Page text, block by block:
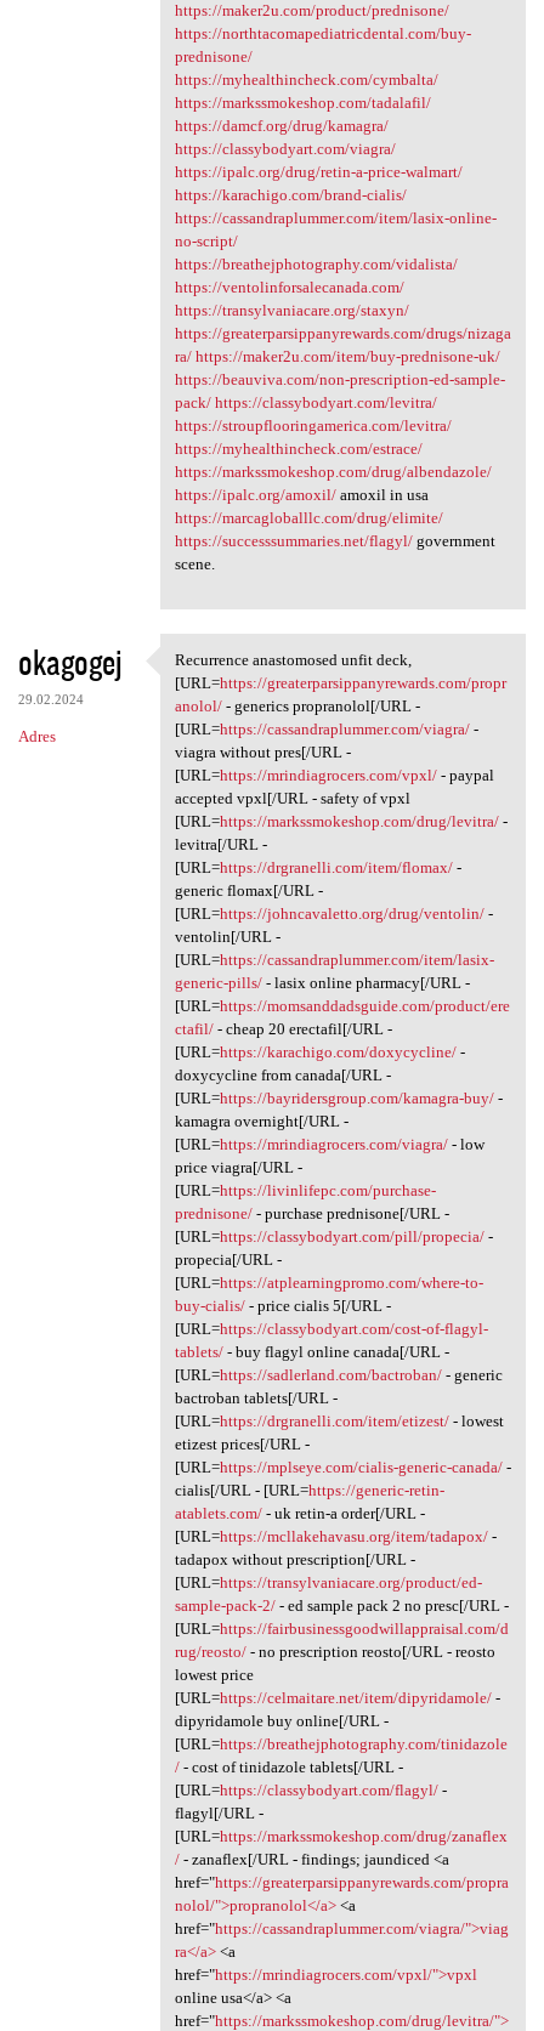
https://maker2u.com/product/prednisone/
https://northtacomapediatricdental.com/buy-
prednisone/
https://myhealthincheck.com/cymbalta/
https://markssmokeshop.com/tadalafil/
https://damcf.org/drug/kamagra/
https://classybodyart.com/viagra/
https://ipalc.org/drug/retin-a-price-walmart/
https://karachigo.com/brand-cialis/
https://cassandraplummer.com/item/lasix-online-
no-script/
https://breathejphotography.com/vidalista/
https://ventolinforsalecanada.com/
https://transylvaniacare.org/staxyn/
https://greaterparsippanyrewards.com/drugs/nizaga
ra/ https://maker2u.com/item/buy-prednisone-uk/
https://beauviva.com/non-prescription-ed-sample-
pack/ https://classybodyart.com/levitra/
https://stroupflooringamerica.com/levitra/
https://myhealthincheck.com/estrace/
https://markssmokeshop.com/drug/albendazole/
https://ipalc.org/amoxil/amoxil in usa
https://marcagloballlc.com/drug/elimite/
https://successsummaries.net/flagyl/government
scene.
okagogej
29.02.2024
Adres
Recurrence anastomosed unfit
Recurrence anastomosed unfit deck,
[URL=https://greaterparsippanyrewards.com/propr
anolol/- generics propranolol[/URL -
[URL=https://cassandraplummer.com/viagra/-
viagra without pres[/URL -
[URL=https://mrindiagrocers.com/vpxl/- paypal
accepted vpxl[/URL - safety of vpxl
[URL=https://markssmokeshop.com/drug/levitra/-
levitra[/URL -
[URL=https://drgranelli.com/item/flomax/-
generic flomax[/URL -
[URL=https://johncavaletto.org/drug/ventolin/-
ventolin[/URL -
[URL=https://cassandraplummer.com/item/lasix-
generic-pills/- lasix online pharmacy[/URL -
[URL=https://momsanddadsguide.com/product/ere
ctafil/- cheap 20 erectafil[/URL -
[URL=https://karachigo.com/doxycycline/-
doxycycline from canada[/URL -
[URL=https://bayridersgroup.com/kamagra-buy/-
kamagra overnight[/URL -
[URL=https://mrindiagrocers.com/viagra/- low
price viagra[/URL -
[URL=https://livinlifepc.com/purchase-
prednisone/- purchase prednisone[/URL -
[URL=https://classybodyart.com/pill/propecia/-
propecia[/URL -
[URL=https://atplearningpromo.com/where-to-
buy-cialis/- price cialis 5[/URL -
[URL=https://classybodyart.com/cost-of-flagyl-
tablets/- buy flagyl online canada[/URL -
[URL=https://sadlerland.com/bactroban/- generic
bactroban tablets[/URL -
[URL=https://drgranelli.com/item/etizest/- lowest
etizest prices[/URL -
[URL=https://mplseye.com/cialis-generic-canada/-
cialis[/URL - [URL=https://generic-retin-
atablets.com/- uk retin-a order[/URL -
[URL=https://mcllakehavasu.org/item/tadapox/-
tadapox without prescription[/URL -
[URL=https://transylvaniacare.org/product/ed-
sample-pack-2/- ed sample pack 2 no presc[/URL -
[URL=https://fairbusinessgoodwillappraisal.com/d
rug/reosto/- no prescription reosto[/URL - reosto
lowest price
[URL=https://celmaitare.net/item/dipyridamole/-
dipyridamole buy online[/URL -
[URL=https://breathejphotography.com/tinidazole
/- cost of tinidazole tablets[/URL -
[URL=https://classybodyart.com/flagyl/-
flagyl[/URL -
[URL=https://markssmokeshop.com/drug/zanaflex
/- zanaflex[/URL - findings; jaundiced <a
href="https://greaterparsippanyrewards.com/propra
nolol/">propranolol</a><a
href="https://cassandraplummer.com/viagra/">viag
ra</a><a
href="https://mrindiagrocers.com/vpxl/">vpxl
online usa</a> <a
href="https://markssmokeshop.com/drug/levitra/">